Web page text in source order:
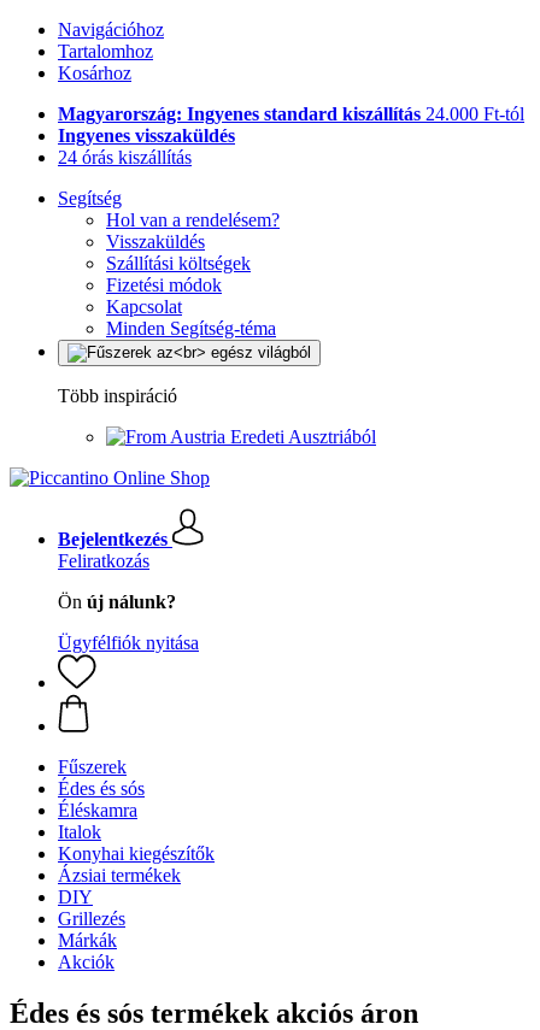
Navigációhoz
Tartalomhoz
Kosárhoz
Magyarország: Ingyenes standard kiszállítás 24.000 Ft-tól
Ingyenes visszaküldés
24 órás kiszállítás
Segítség
Hol van a rendelésem?
Visszaküldés
Szállítási költségek
Fizetési módok
Kapcsolat
Minden Segítség-téma
Több inspiráció
Eredeti Ausztriából
Bejelentkezés
Feliratkozás
Ön új nálunk?
Ügyfélfiók nyitása
Fűszerek
Édes és sós
Éléskamra
Italok
Konyhai kiegészítők
Ázsiai termékek
DIY
Grillezés
Márkák
Akciók
Édes és sós termékek akciós áron